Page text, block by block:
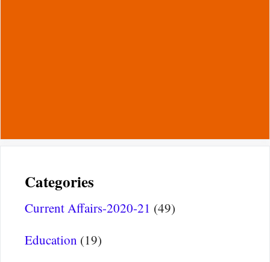
Categories
Current Affairs-2020-21 (49)
Education (19)